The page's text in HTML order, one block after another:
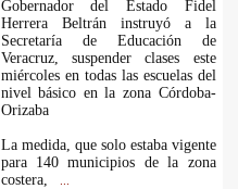
Gobernador del Estado Fidel
Herrera Beltrán instruyó a la
Secretaría de Educación de
Veracruz, suspender clases este
miércoles en todas las escuelas del
nivel básico en la zona Córdoba-
Orizaba
La medida, que solo estaba vigente
para 140 municipios de la zona
costera,